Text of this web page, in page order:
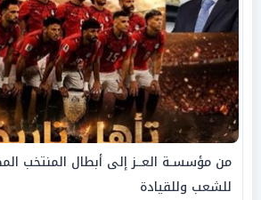
من مؤسسـة العــز إلى أبطال المنتخب
للشعب وللقيادة